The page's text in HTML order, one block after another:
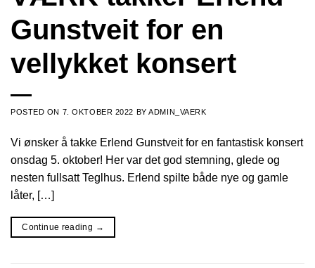
Gunstveit for en
vellykket konsert
POSTED ON 7. OKTOBER 2022 BYADMIN_VAERK
Vi ønsker å takke Erlend Gunstveit for en fantastisk konsert
onsdag 5. oktober! Her var det god stemning, glede og
nesten fullsatt Teglhus. Erlend spilte både nye og gamle
låter, […]
Continue reading →